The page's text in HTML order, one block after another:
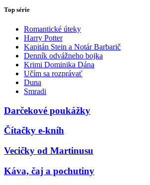
Top série
Romantické úteky
Harry Potter
Kapitán Stein a Notár Barbarič
Denník odvážneho bojka
Krimi Dominika Dána
Učím sa rozprávať
Duna
Smradi
Darčekové poukážky
Čítačky e-kníh
Vecičky od Martinusu
Káva, čaj a pochutiny